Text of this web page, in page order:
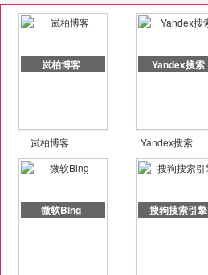
岚柏博客
岚柏博客
Yandex搜索
Yandex搜索
微软Bing 搜狗搜索引擎